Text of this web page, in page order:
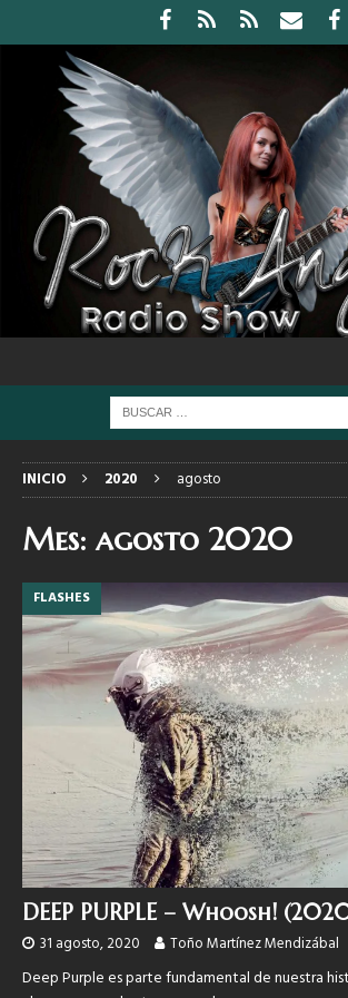
INICIO 2020 agosto
Mes:agosto 2020
FLASHES
DEEP PURPLE – Whoosh!
31 agosto, 2020 Toño Martínez Mendizábal
Deep Purple es parte fundamental de nuestra